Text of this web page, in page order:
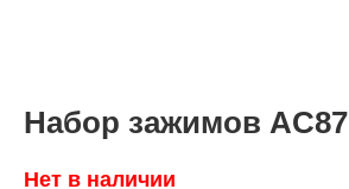
Набор зажимов AC87
Нет в наличии